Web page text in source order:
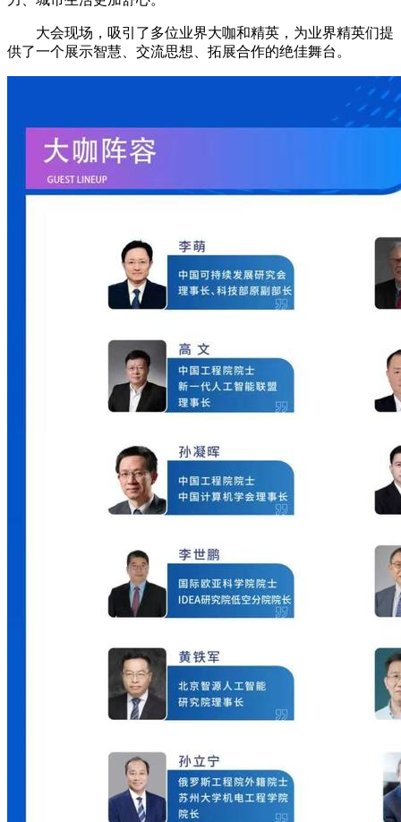
大会现场，吸引了多位业界大咖和精英，为业界精英们提
供了一个展示智慧、交流思想、拓展合作的绝佳舞台。